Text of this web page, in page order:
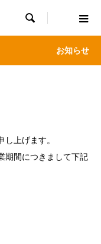

お知らせ
上げます。
期間につきまして下記